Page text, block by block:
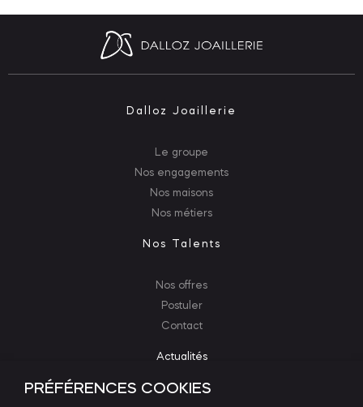
Dalloz Joaillerie
Le groupe
Nos engagements
Nos maisons
Nos métiers
Nos Talents
Nos offres
Postuler
Contact
Actualités
Contact
PRÉFÉRENCES COOKIES